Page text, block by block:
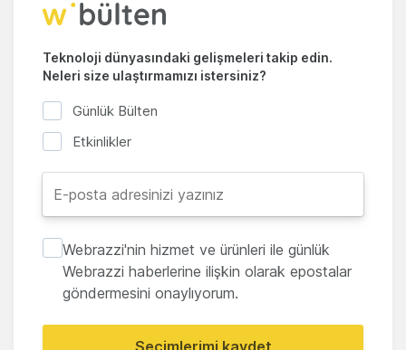
Teknoloji dünyasındaki gelişmeleri takip edin.
Neleri size ulaştırmamızı istersiniz?
Günlük Bülten
Etkinlikler
Webrazzi'nin hizmet ve ürünleri ile günlük
Webrazzi haberlerine ilişkin olarak epostalar
göndermesini onaylıyorum.